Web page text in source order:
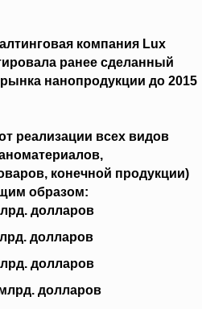
компания Lux
ранее сделанный
нанопродукции до 2015
реализации всех видов
конечной продукции)
образом:
долларов
долларов
долларов
долларов